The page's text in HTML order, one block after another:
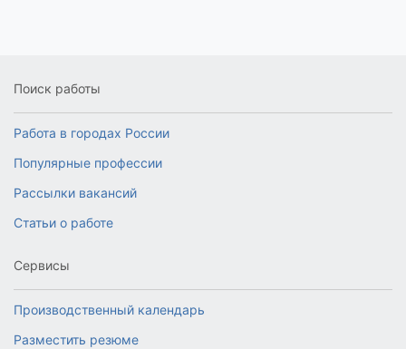
Поиск работы
Работа в городах России
Популярные профессии
Рассылки вакансий
Статьи о работе
Сервисы
Производственный календарь
Разместить резюме